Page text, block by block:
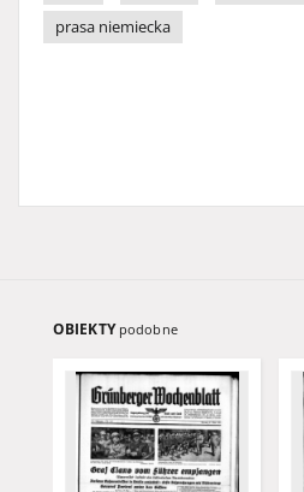
prasa niemiecka
OBIEKTY podobne